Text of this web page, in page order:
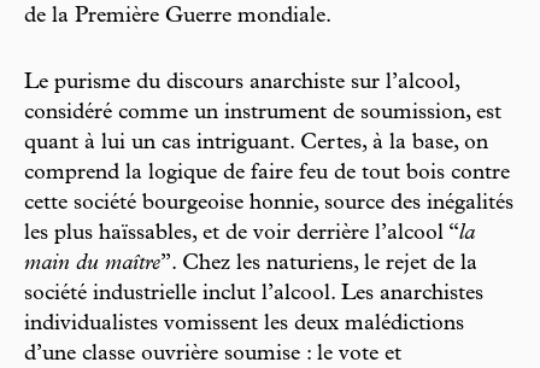
de la Première Guerre mondiale.
Le purisme du discours anarchiste sur l’alcool,
considéré comme un instrument de soumission, est
quant à lui un cas intriguant. Certes, à la base, on
comprend la logique de faire feu de tout bois contre
cette société bourgeoise honnie, source des inégalités
les plus haïssables, et de voir derrière l’alcool “la
main du maître”. Chez les naturiens, le rejet de la
société industrielle inclut l’alcool. Les anarchistes
individualistes vomissent les deux malédictions
d’une classe ouvrière soumise : le vote et